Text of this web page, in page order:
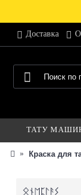
Доставка О
ТАТУ
Краска для